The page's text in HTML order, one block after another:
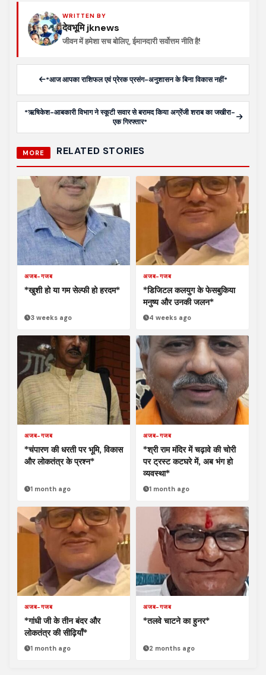
WRITTEN BY
देवभूमि jknews
जीवन में हमेशा सच बोलिए, ईमानदारी सर्वोत्तम नीति है!
*आज आपका राशिफल एवं प्रेरक प्रसंग-अनुशासन के बिना विकास नहीं*
*ऋषिकेश-आबकारी विभाग ने स्कूटी सवार से बरामद किया अग्रेंजी शराब का जखीरा-
एक गिरफ्तार*
MORE RELATED STORIES
अजब-गजब
*खुशी हो या गम सेल्फी हो हरदम*
3 weeks ago
अजब-गजब
*डिजिटल कलयुग के फेसबुकिया
मनुष्य और उनकी जलन*
4 weeks ago
अजब-गजब
*चंपारण की धरती पर भूमि, विकास
और लोकतंत्र के प्रश्न*
1 month ago
अजब-गजब
*श्री राम मंदिर में चढ़ावे की चोरी
पर ट्रस्ट कटघरे में, अब भंग हो
व्यवस्था*
1 month ago
अजब-गजब
*गांधी जी के तीन बंदर और
लोकतंत्र की सीढ़ियाँ*
1 month ago
अजब-गजब
*तलवे चाटने का हुनर*
2 months ago